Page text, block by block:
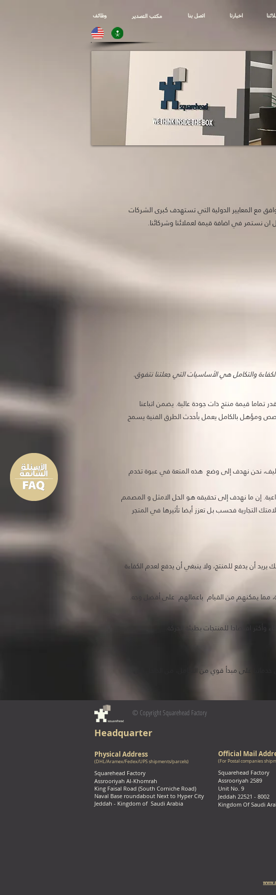
وظائف مكتب التصدير اتصل بنا اخبارنا
Squarehead Factory
تتوافق مع المعايير الدولية التي تستهدف كبرى الشركات
ان نستمر في اضافة قيمة لعملائنا وشركائنا.
والتكامل هي الأساسيات التي جعلتنا نتفوق.
تماما قيمة منتج ذات جودة عالية. يضمن اتباعنا
ومؤهل بالكامل يعمل بأحدث الطرق الفنية يسمح
نحن نهدف إلى وضع هذه المتعة في عبوة تخدم
إن ما نهدف إلى تحقيقه هو الحل الامثل و المصمم
التجارية فحسب بل تعزز أيضا تأثيرها في المتجر
أن يدفع للمنتج، ولا ينبغي أن يدفع لعدم الكفاءة
مما يمكنهم من القيام باعمالهم على أفضل وجه.
اقتصادا للمنتجات بطيئة الحركة.
على مبدأ قوي من التكامل، من الداخل الى
Headquarter
Physical Address
(DHL/Aramex/Fedex/UPS shipments/parcels)
Squarehead Factory
Assrooriyah Al-Khomrah
King Faisal Road (South Corniche Road)
Naval Base roundabout Next to Hyper City
Jeddah - Kingdom of Saudi Arabia
Official Mail
(For Postal companies
Squarehead Factory
Assrooriyah 2589
Unit No. 9
Jeddah 22521 - 8002
Kingdom Of Saudi
© Copyright Squarehead Factory